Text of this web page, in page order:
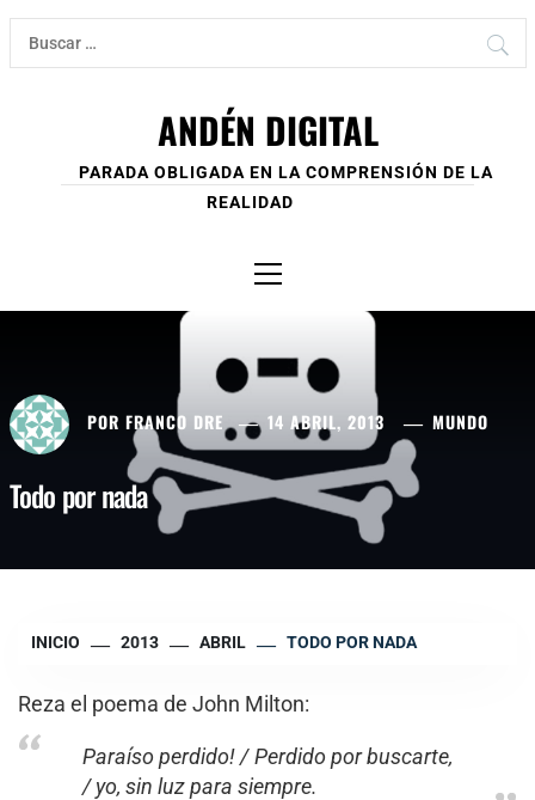
Ir
contenido
Buscar:
ANDÉN DIGITAL
PARADA OBLIGADA EN LA COMPRENSIÓN DE LA
REALIDAD
principal
POR FRANCO DRE 14 ABRIL, 2013 MUNDO
Todo por nada
INICIO 2013 ABRIL TODO POR NADA
Reza el poema de John Milton:
Paraíso perdido! / Perdido por buscarte,
/ yo, sin luz para siempre.